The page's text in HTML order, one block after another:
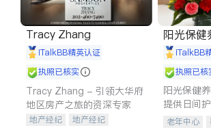
Tracy Zhang
iTalkBB精英认证
执照已核实
Tracy Zhang - 引领大华府
地区房产之旅的资深专家
地产经纪
地产经纪
阳光保健
shine
iTalkBB
执照已核
阳光保健
提供日间
通过持续
老年中心